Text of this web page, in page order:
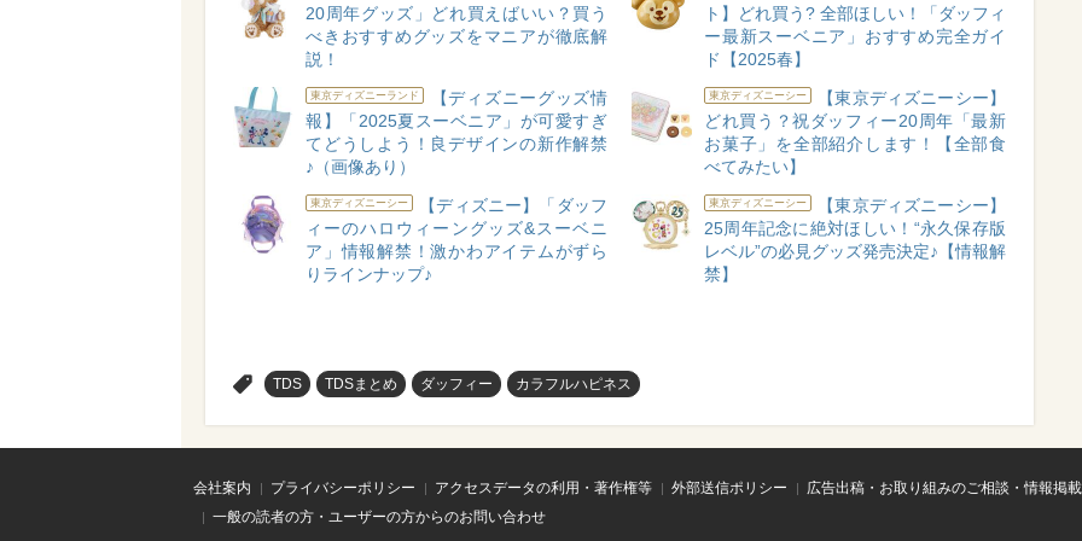
20周年グッズ」どれ買えばいい？買う
べきおすすめグッズをマニアが徹底解
説！
ト】どれ買う? 全部ほしい！「ダッフィ
ー最新スーベニア」おすすめ完全ガイ
ド【2025春】
東京ディズニーランド
【ディズニーグッズ情
報】「2025夏スーベニア」が可愛すぎ
てどうしよう！良デザインの新作解禁
♪（画像あり）
東京ディズニーシー
【東京ディズニーシー】
どれ買う？祝ダッフィー20周年「最新
お菓子」を全部紹介します！【全部食
べてみたい】
東京ディズニーシー
【ディズニー】「ダッフ
ィーのハロウィーングッズ&スーベニ
ア」情報解禁！激かわアイテムがずら
りラインナップ♪
東京ディズニーシー
【東京ディズニーシー】
25周年記念に絶対ほしい！“永久保存版
レベル”の必見グッズ発売決定♪【情報解
禁】
TDS TDSまとめ ダッフィー カラフルハピネス
会社案内 プライバシーポリシー アクセスデータの利用・著作権等 外部送信ポリシー
広告出稿・お取り組みのご相談・情報掲
一般の読者の方・ユーザーの方からのお問い合わせ